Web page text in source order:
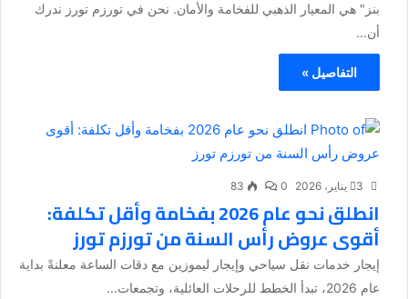
بنز" هي المعيار الذهبي للفخامة والأمان. نحن في تورزم تورز ندرك
أن...
التفاصيل »
3 يناير، 2026 0
83
انطلق نحو عام 2026 بفخامة وأقل تكلفة:
أقوى عروض رأس السنة من تورزم تورز
إيجار خدمات نقل سياحي وإيجار ليموزين مع دقات الساعة معلنةً بداية
عام 2026، تبدأ الخطط للرحلات العائلية، وتجمعات...